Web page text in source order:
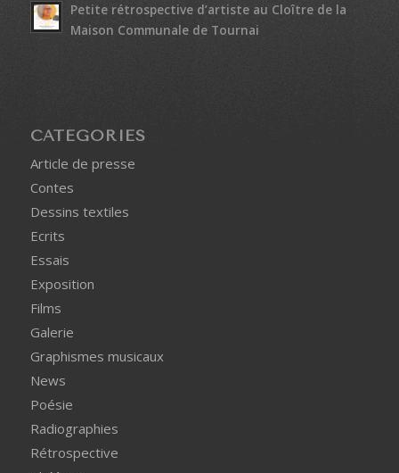
Petite rétrospective d’artiste au Cloître de la
Maison Communale de Tournai
CATÉGORIES
Article de presse
Contes
Dessins textiles
Ecrits
Essais
Exposition
Films
Galerie
Graphismes musicaux
News
Poésie
Radiographies
Rétrospective